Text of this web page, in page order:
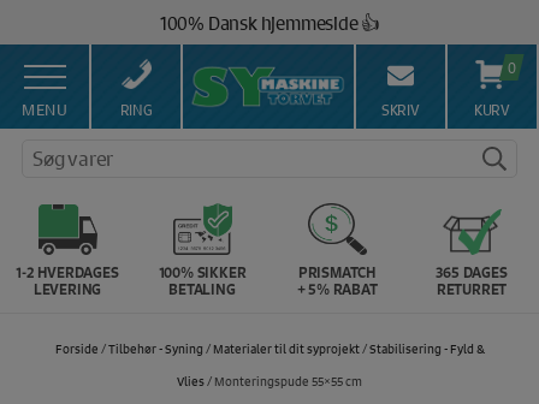
indholdet
100% Dansk hjemmeside 👍
Brug for hjælp? Ring på 43 44 45 15 ☎️
Vi matcher alle danske priser 💰
MENU RING SKRIV
0
KURV
Søg varer
1-2 HVERDAGES
LEVERING
100% SIKKER
BETALING
PRISMATCH
+ 5% RABAT
365 DAGES
RETURRET
Forside /Tilbehør - Syning / Materialer til dit syprojekt/Stabilisering - Fyld &
Vlies/ Monteringspude 55×55 cm